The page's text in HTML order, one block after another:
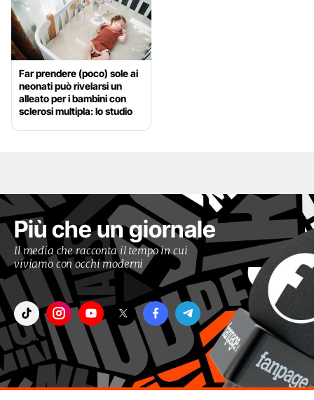
Far prendere (poco) sole ai
neonati può rivelarsi un
alleato per i bambini con
sclerosi multipla: lo studio
Più che un giornale
Il media che racconta il tempo in cui
viviamo con occhi moderni